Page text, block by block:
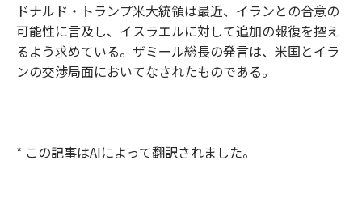
ドナルド・トランプ米大統領は最近、イランとの合意の
可能性に言及し、イスラエルに対して追加の報復を控え
るよう求めている。ザミール総長の発言は、米国とイラ
ンの交渉局面においてなされたものである。
* この記事はAIによって翻訳されました。